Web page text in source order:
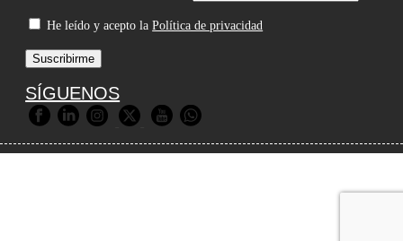
He leído y acepto laPolítica de privacidad
SÍGUENOS
Política de Privacidad|